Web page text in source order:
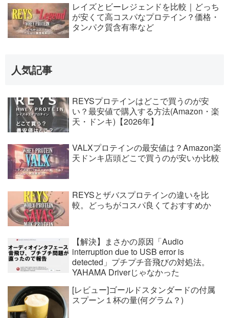
レイズとビーレジェンドを比較｜どっち
が安くて高コスパなプロテイン？価格・
タンパク質含有率など
人気記事
REYSプロテインはどこで買うのが安
い？最安値で購入する方法(Amazon・楽
天・ドンキ)【2026年】
VALXプロテインの最安値は？Amazon楽
天ドンキ店頭どこで買うのが安いか比較
REYSとザバスプロテインの違いを比
較。どっちがコスパ良くておすすめか
【解決】まさかの原因「Audio
interruption due to USB error is
detected」プチプチ音飛びの対処法。
YAHAMA Driverじゃなかった
[レビュー]ゴールドスタンダードの付属
スプーン１杯の量(何グラム？)